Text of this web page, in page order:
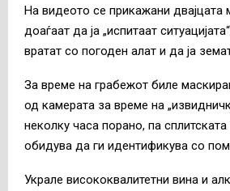
На видеото се прикажани двајцата
доаѓаат да ја „испитаат
вратат со погоден алат и да ја
За време на грабежот биле
од камерата за време на
неколку часа порано, па сплитската
обидува да ги идентификува со
Украле висококвалитетни вина и